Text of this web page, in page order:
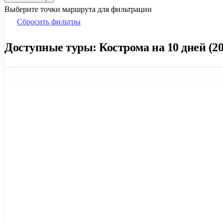
Выберите точки маршрута для фильтрации
Сбросить фильтры
Доступные туры: Кострома на 10 дней